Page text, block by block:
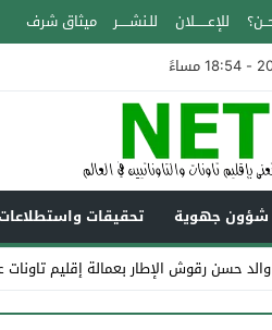
للإعــــــلان للـنشـــــر ميثاق شرف
شؤون جهوية تحقيقات
والد حسن رقوش الإطار بعمالة إقليم تاونات عن عمر
Stop